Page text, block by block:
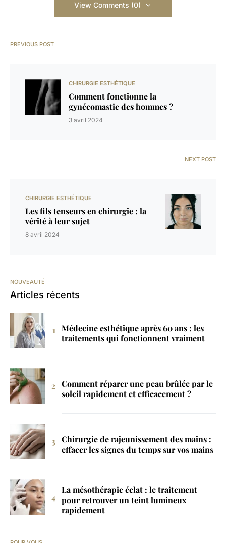
View Comments (0)
PREVIOUS POST
CHIRURGIE ESTHÉTIQUE
Comment fonctionne la
gynécomastie des hommes ?
3 avril 2024
NEXT POST
CHIRURGIE ESTHÉTIQUE
Les fils tenseurs en chirurgie : la
vérité à leur sujet
8 avril 2024
NOUVEAUTÉ
Articles récents
Médecine esthétique après 60 ans : les
traitements qui fonctionnent vraiment
Comment réparer une peau brûlée par le
soleil rapidement et efficacement ?
Chirurgie de rajeunissement des mains :
effacer les signes du temps sur vos mains
La mésothérapie éclat : le traitement
pour retrouver un teint lumineux
rapidement